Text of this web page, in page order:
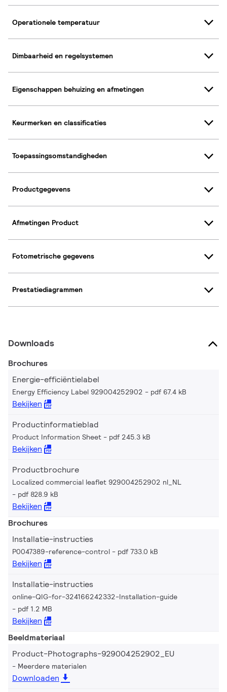
Operationele temperatuur
Dimbaarheid en regelsystemen
Eigenschappen behuizing en afmetingen
Keurmerken en classificaties
Toepassingsomstandigheden
Productgegevens
Afmetingen Product
Fotometrische gegevens
Prestatiediagrammen
Downloads
Brochures
Energie-efficiëntielabel
Energy Efficiency Label 929004252902 pdf 67.4 kB
Bekijken
Productinformatieblad
Product Information Sheet pdf 245.3 kB
Bekijken
Productbrochure
Localized commercial leaflet 929004252902 nl_NL
pdf 828.9 kB
Bekijken
Brochures
Installatie-instructies
P0047389-reference-control pdf 733.0 kB
Bekijken
Installatie-instructies
online-QIG-for-324166242332-Installation-guide
pdf 1.2 MB
Bekijken
Beeldmateriaal
Product-Photographs-929004252902_EU
Meerdere materialen
Downloaden